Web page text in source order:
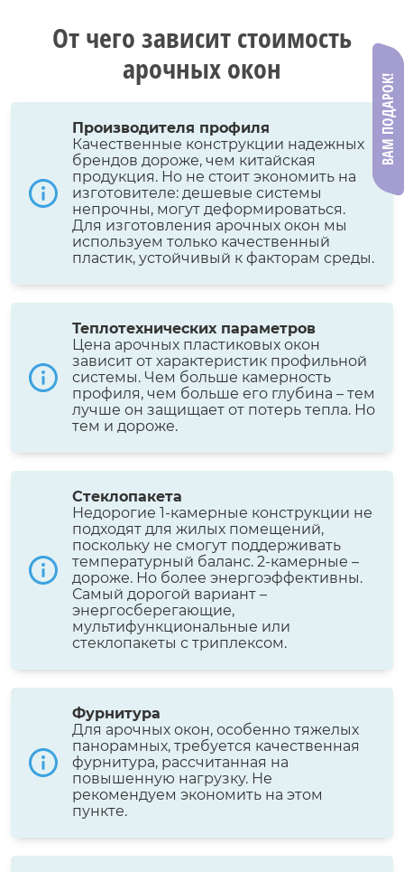
От чего зависит стоимость
арочных окон
Производителя профиля
Качественные конструкции надежных
брендов дороже, чем китайская
продукция. Но не стоит экономить на
изготовителе: дешевые системы
непрочны, могут деформироваться.
Для изготовления арочных окон мы
используем только качественный
пластик, устойчивый к факторам среды.
Теплотехнических параметров
Цена арочных пластиковых окон
зависит от характеристик профильной
системы. Чем больше камерность
профиля, чем больше его глубина – тем
лучше он защищает от потерь тепла. Но
тем и дороже.
Стеклопакета
Недорогие 1-камерные конструкции не
подходят для жилых помещений,
поскольку не смогут поддерживать
температурный баланс. 2-камерные –
дороже. Но более энергоэффективны.
Самый дорогой вариант –
энергосберегающие,
мультифункциональные или
стеклопакеты с триплексом.
Фурнитура
Для арочных окон, особенно тяжелых
панорамных, требуется качественная
фурнитура, рассчитанная на
повышенную нагрузку. Не
рекомендуем экономить на этом
пункте.
ВАМ ПОДАРОК!